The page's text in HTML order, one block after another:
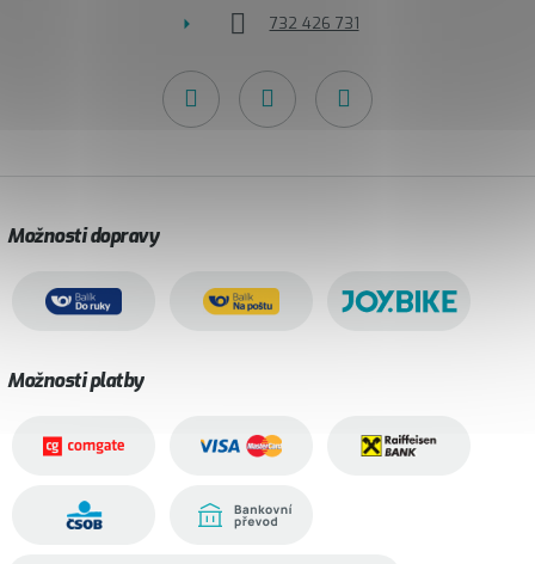
732 426 731
Možnosti dopravy
Možnosti platby